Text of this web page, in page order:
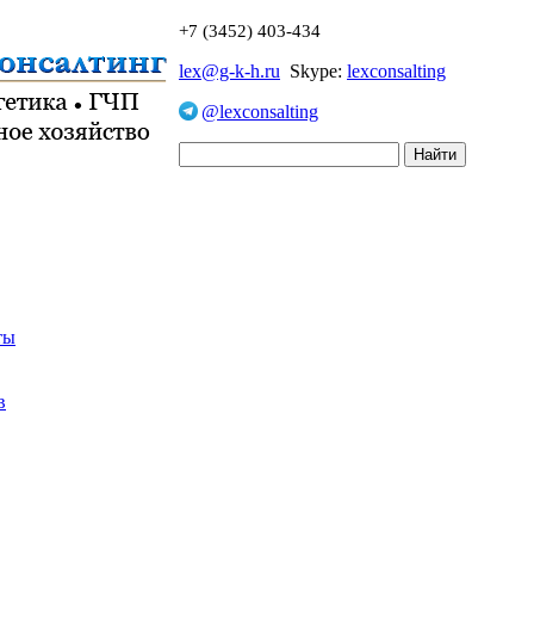
+7 (3452) 403-434
lex@g-k-h.ru Skype: lexconsalting
@lexconsalting